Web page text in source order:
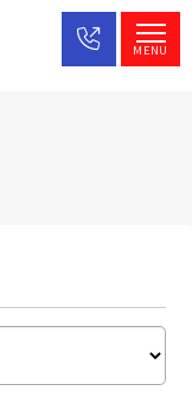
MENU